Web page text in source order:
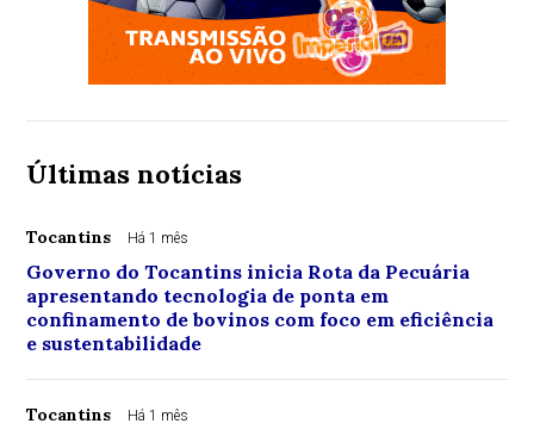
Últimas notícias
Tocantins Há 1 mês
Governo do Tocantins inicia Rota da Pecuária
apresentando tecnologia de ponta em
confinamento de bovinos com foco em eficiência
e sustentabilidade
Tocantins Há 1 mês